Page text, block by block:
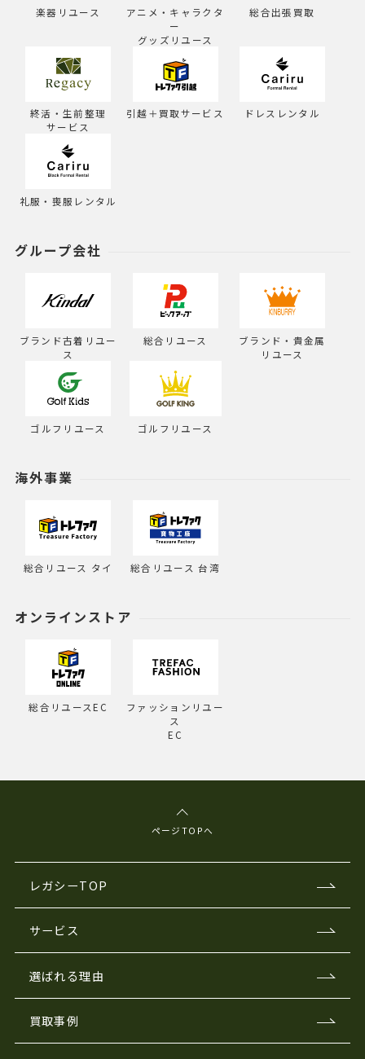
楽器リユース
アニメ・キャラクタ
ー
グッズリユース
総合出張買取
終活・生前整理
サービス
引越＋買取サービス ドレスレンタル
礼服・喪服レンタル
グループ会社
ブランド古着リユー
ス
総合リユース
ブランド・貴金属
リユース
ゴルフリユース ゴルフリユース
海外事業
総合リユース タイ 総合リユース 台湾
オンラインストア
総合リユースEC
ファッションリユー
ス
EC
ページTOPへ
レガシーTOP
サービス
選ばれる理由
買取事例